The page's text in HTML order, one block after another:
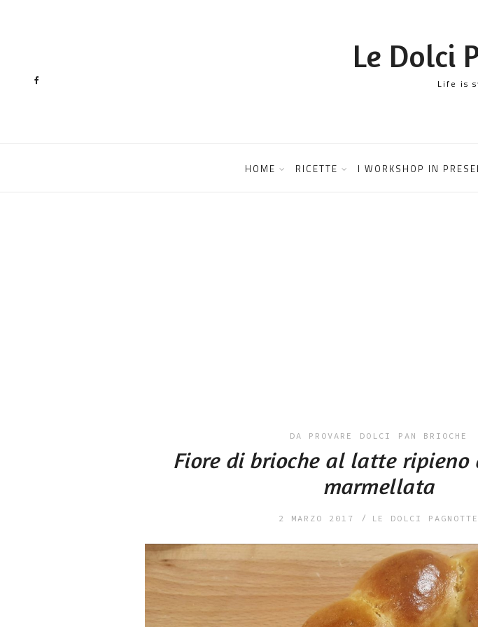
Le Dolci
Life is
HOME RICETTE I WORKSHOP IN
DA PROVARE DOLCI PAN BRIOCHE
Fiore di brioche al latte
marmellata
2 MARZO 2017 LE DOLCI PAGNOTTE